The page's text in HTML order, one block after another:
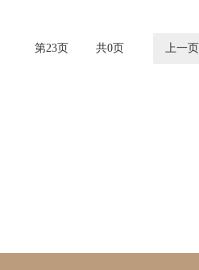
第23页 共0页 上一页